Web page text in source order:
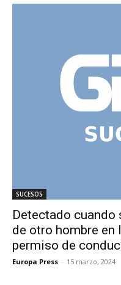
SUCESOS
Detectado cuando
de otro hombre en
permiso de
Europa Press - 15 marzo, 2024